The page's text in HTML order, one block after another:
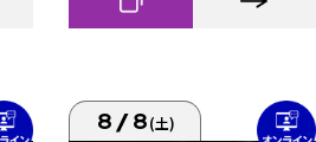
8/8(土)